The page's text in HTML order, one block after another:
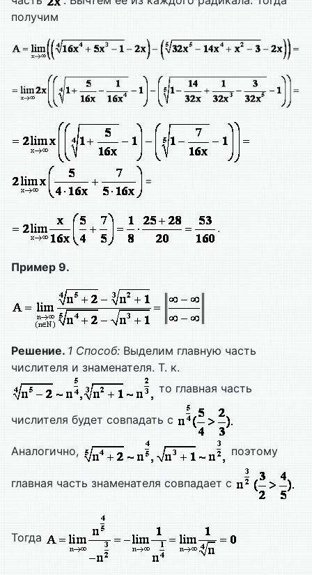
получим
=
.
Пример 9.
Решение. 1 Способ: Выделим главную часть
числителя и знаменателя. Т. к.
то главная часть
числителя будет совпадать с
Аналогично, поэтому
главная часть знаменателя совпадает с
Тогда